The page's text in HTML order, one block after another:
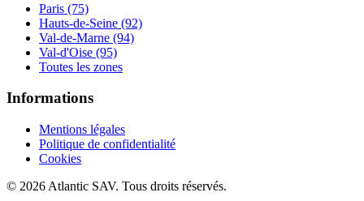
Paris (75)
Hauts-de-Seine (92)
Val-de-Marne (94)
Val-d'Oise (95)
Toutes les zones
Informations
Mentions légales
Politique de confidentialité
Cookies
© 2026 Atlantic SAV. Tous droits réservés.